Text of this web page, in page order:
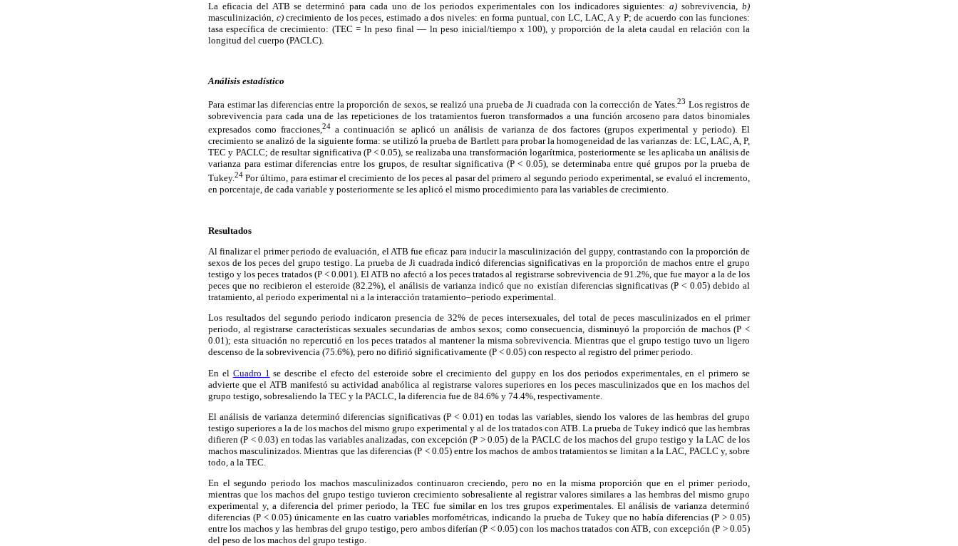
La eficacia del ATB se determinó para cada uno de los periodos experimentales con los indicadores siguientes:a)sobrevivencia,b)
masculinización, c)crecimiento de los peces, estimado a dos niveles: en forma puntual, con LC, LAC, A y P; de acuerdo con las funciones:
tasa específica de crecimiento: (TEC = ln peso final — ln peso inicial/tiempo x 100), y proporción de la aleta caudal en relación con la
longitud del cuerpo (PACLC).
Análisis estadístico
Para estimar las diferencias entre la proporción de sexos, se realizó una prueba de Ji cuadrada con la corrección de Yates.23 Los registros de
sobrevivencia para cada una de las repeticiones de los tratamientos fueron transformados a una función arcoseno para datos binomiales
expresados como fracciones,24 a continuación se aplicó un análisis de varianza de dos factores (grupos experimental y periodo). El
crecimiento se analizó de la siguiente forma: se utilizó la prueba de Bartlett para probar la homogeneidad de las varianzas de: LC, LAC, A, P,
TEC y PACLC; de resultar significativa (P < 0.05), se realizaba una transformación logarítmica, posteriormente se les aplicaba un análisis de
varianza para estimar diferencias entre los grupos, de resultar significativa (P < 0.05), se determinaba entre qué grupos por la prueba de
Tukey.24 Por último, para estimar el crecimiento de los peces al pasar del primero al segundo periodo experimental, se evaluó el incremento,
en porcentaje, de cada variable y posteriormente se les aplicó el mismo procedimiento para las variables de crecimiento.
Resultados
Al finalizar el primer periodo de evaluación, el ATB fue eficaz para inducir la masculinización del guppy, contrastando con la proporción de
sexos de los peces del grupo testigo. La prueba de Ji cuadrada indicó diferencias significativas en la proporción de machos entre el grupo
testigo y los peces tratados (P < 0.001). El ATB no afectó a los peces tratados al registrarse sobrevivencia de 91.2%, que fue mayor a la de los
peces que no recibieron el esteroide (82.2%), el análisis de varianza indicó que no existían diferencias significativas (P < 0.05) debido al
tratamiento, al periodo experimental ni a la interacción tratamiento–periodo experimental.
Los resultados del segundo periodo indicaron presencia de 32% de peces intersexuales, del total de peces masculinizados en el primer
periodo, al registrarse características sexuales secundarias de ambos sexos; como consecuencia, disminuyó la proporción de machos (P <
0.01); esta situación no repercutió en los peces tratados al mantener la misma sobrevivencia. Mientras que el grupo testigo tuvo un ligero
descenso de la sobrevivencia (75.6%), pero no difirió significativamente (P < 0.05) con respecto al registro del primer periodo.
En el Cuadro 1 se describe el efecto del esteroide sobre el crecimiento del guppy en los dos periodos experimentales, en el primero se
advierte que el ATB manifestó su actividad anabólica al registrarse valores superiores en los peces masculinizados que en los machos del
grupo testigo, sobresaliendo la TEC y la PACLC, la diferencia fue de 84.6% y 74.4%, respectivamente.
El análisis de varianza determinó diferencias significativas (P < 0.01) en todas las variables, siendo los valores de las hembras del grupo
testigo superiores a la de los machos del mismo grupo experimental y al de los tratados con ATB. La prueba de Tukey indicó que las hembras
difieren (P < 0.03) en todas las variables analizadas, con excepción (P > 0.05) de la PACLC de los machos del grupo testigo y la LAC de los
machos masculinizados. Mientras que las diferencias (P < 0.05) entre los machos de ambos tratamientos se limitan a la LAC, PACLC y, sobre
todo, a la TEC.
En el segundo periodo los machos masculinizados continuaron creciendo, pero no en la misma proporción que en el primer periodo,
mientras que los machos del grupo testigo tuvieron crecimiento sobresaliente al registrar valores similares a las hembras del mismo grupo
experimental y, a diferencia del primer periodo, la TEC fue similar en los tres grupos experimentales. El análisis de varianza determinó
diferencias (P < 0.05) únicamente en las cuatro variables morfométricas, indicando la prueba de Tukey que no había diferencias (P > 0.05)
entre los machos y las hembras del grupo testigo, pero ambos diferían (P < 0.05) con los machos tratados con ATB, con excepción (P > 0.05)
del peso de los machos del grupo testigo.